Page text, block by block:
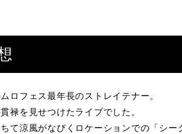
ロフェス最年長のストレイテナー。
禄を見せつけたライブでした。
て涼風がなびくロケーションでの「シー